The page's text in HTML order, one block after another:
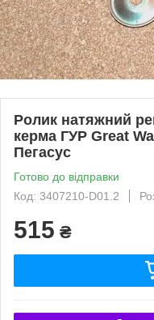
Ролик натяжний
керма ГУР Great
Пегасус
Готово до відправки
Код: 3407210-D01.2
515 ₴